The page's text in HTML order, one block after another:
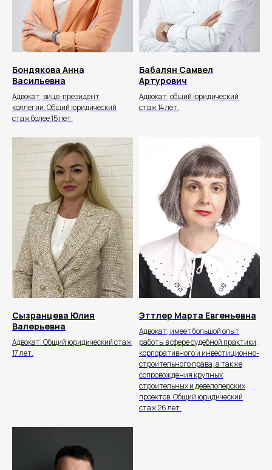
Бондякова Анна
Васильевна
Адвокат, вице-президент
коллегии. Общий юридический
стаж более 15 лет.
Бабалян Самвел
Артурович
Адвокат, общий юридический
стаж 14 лет.
Сызранцева Юлия
Валерьевна
Адвокат. Общий юридический стаж
17 лет.
Эттлер Марта Евгеньевна
Адвокат, имеет большой опыт
работы в сфере судебной практики,
корпоративного и инвестиционно-
строительного права, а также
сопровождения крупных
строительных и девелоперских
проектов. Общий юридический
стаж 26 лет.
г. Симферополь, пр-т Победы, 74
Скоро открытие офиса!